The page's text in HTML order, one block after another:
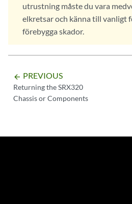
utrustning måste du vara
elkretsar och känna till vanligt
förebygga skador.
arrow_backward PREVIOUS
Returning the SRX320
Chassis or Components